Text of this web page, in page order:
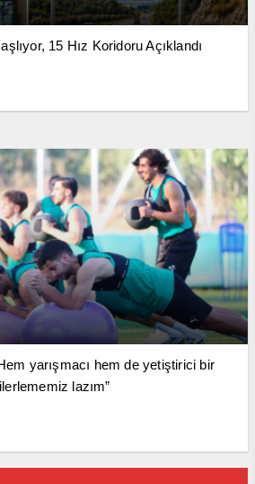
15 Hız Koridoru Açıklandı
yarışmacı hem de yetiştirici bir
lazım”